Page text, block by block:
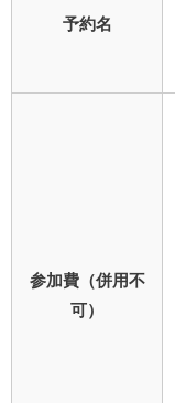
予約名
参加費（併用不
可）